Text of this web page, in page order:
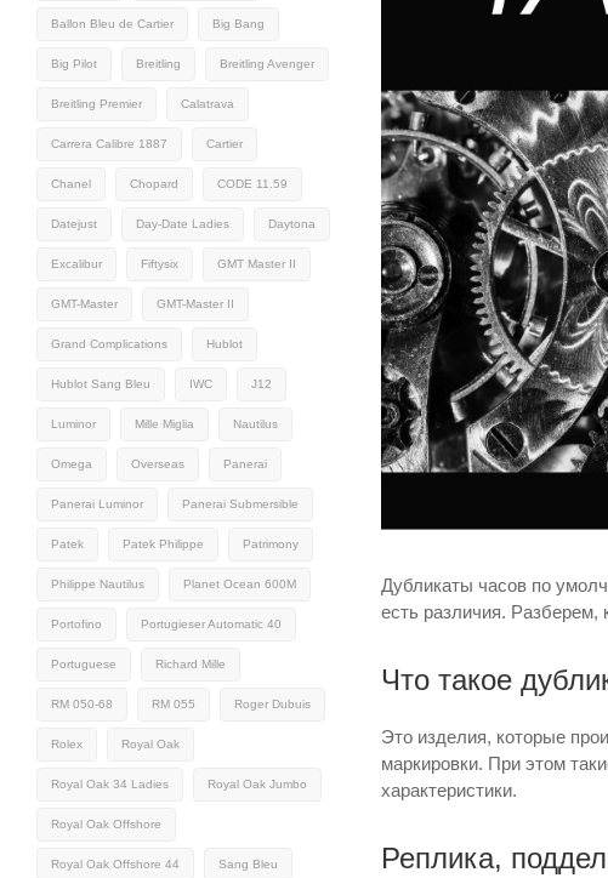
Дубликаты часов по
есть различия. Разберем,
Что такое
Это изделия, которые
маркировки. При этом
характеристики.
Реплика,
Ballon Bleu de Cartier Big Bang
Big Pilot Breitling Breitling Avenger
Breitling Premier Calatrava
Carrera Calibre 1887 Cartier
Chanel Chopard CODE 11.59
Datejust Day-Date Ladies Daytona
Excalibur Fiftysix GMT Master II
GMT-Master GMT-Master II
Grand Complications Hublot
Hublot Sang Bleu IWC J12
Luminor Mille Miglia Nautilus
Omega Overseas Panerai
Panerai Luminor Panerai Submersible
Patek Patek Philippe Patrimony
Philippe Nautilus Planet Ocean 600M
Portofino Portugieser Automatic 40
Portuguese Richard Mille
RM 050-68 RM 055 Roger Dubuis
Rolex Royal Oak
Royal Oak 34 Ladies Royal Oak Jumbo
Royal Oak Offshore
Royal Oak Offshore 44 Sang Bleu